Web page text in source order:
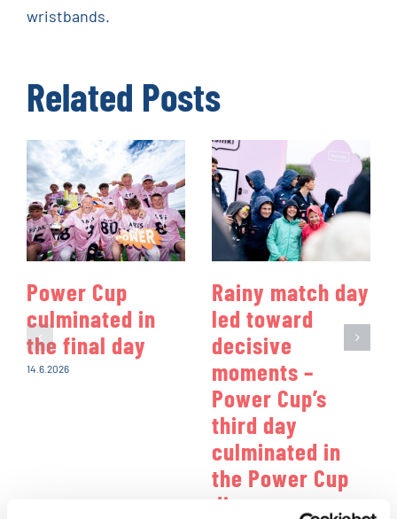
wristbands.
Related Posts
Power Cup
culminated in
the final day
14.6.2026
Rainy match day
led toward
decisive
moments –
Power Cup’s
third day
culminated in
the Power Cup
disco